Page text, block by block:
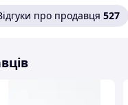
про продавця 527